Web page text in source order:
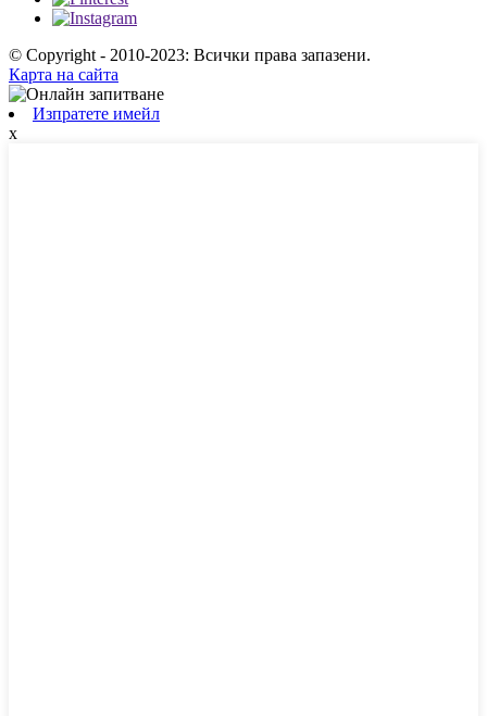
© Copyright - 2010-2023: Всички права запазени.
Карта на сайта
Изпратете имейл
x